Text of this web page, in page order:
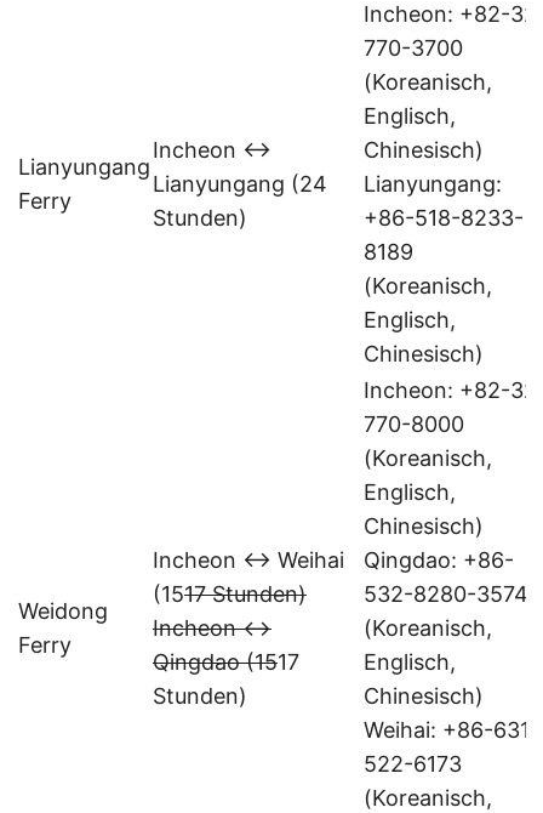
Lianyungang
Ferry
Incheon ↔
Lianyungang (24
Stunden)
Incheon: +82-
770-3700
(Koreanisch,
Englisch,
Chinesisch)
Lianyungang:
+86-518-8233-
8189
(Koreanisch,
Englisch,
Chinesisch)
Weidong
Ferry
Incheon ↔ Weihai
(1517 Stunden)
Incheon ↔
Qingdao (1517
Stunden)
Incheon: +82-
770-8000
(Koreanisch,
Englisch,
Chinesisch)
Qingdao: +86-
532-8280-3574
(Koreanisch,
Englisch,
Chinesisch)
Weihai: +86-631-
522-6173
(Koreanisch,